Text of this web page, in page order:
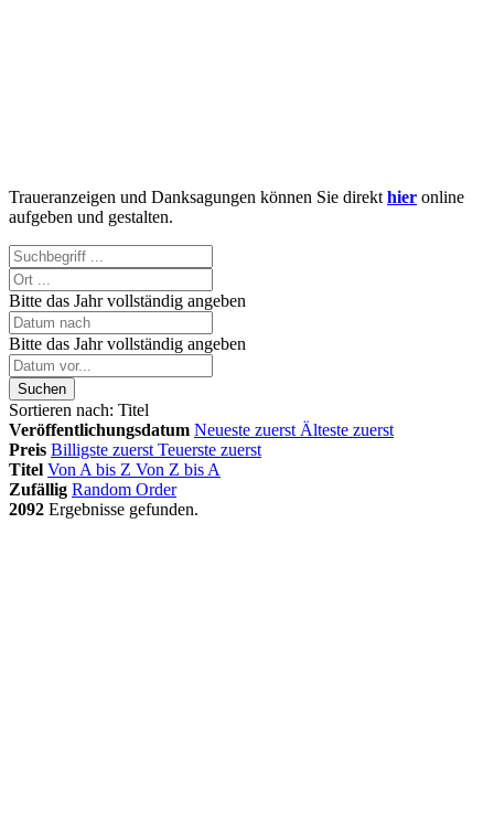
Traueranzeigen und Danksagungen können Sie direkt hier online
aufgeben und gestalten.
Bitte das Jahr vollständig angeben
Bitte das Jahr vollständig angeben
Suchen
Sortieren nach: Titel
Veröffentlichungsdatum Neueste zuerst Älteste zuerst
Preis Billigste zuerst Teuerste zuerst
Titel Von A bis Z Von Z bis A
Zufällig Random Order
2092 Ergebnisse gefunden.